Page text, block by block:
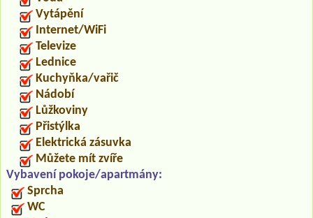
Vytápění
Internet/WiFi
Televize
Lednice
Kuchyňka/vařič
Nádobí
Lůžkoviny
Přistýlka
Elektrická zásuvka
Můžete mít zvíře
Vybavení pokoje/apartmány:
Sprcha
WC